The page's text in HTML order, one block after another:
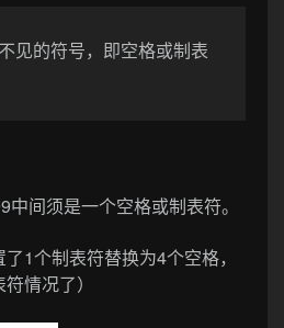
见的符号，即空格或制表
中间须是一个空格或制表符。
了1个制表符替换为4个空格，
情况了）